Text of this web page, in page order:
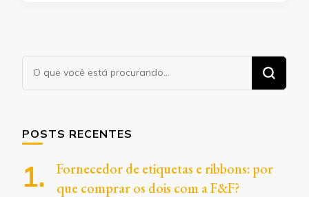
Procurando
algo?
POSTS RECENTES
Fornecedor de etiquetas e ribbons: por
que comprar os dois com a F&F?